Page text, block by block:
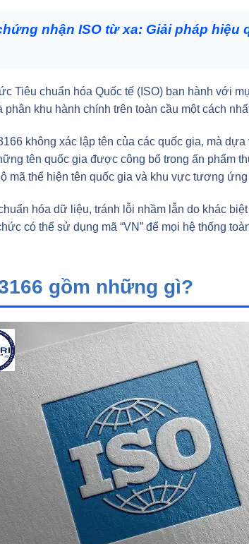
nhận ISO từ xa: Giải pháp hiệu
Tiêu chuẩn hóa Quốc tế (ISO) ban hành với
khu hành chính trên toàn cầu một cách
không xác lập tên của các quốc gia, mà
tên quốc gia được công bố trong ấn phẩm
mã thể hiện tên quốc gia và khu vực tương
hóa dữ liệu, tránh lỗi nhầm lẫn do khác
có thể sử dụng mã “VN” để mọi hệ thống
gồm những gì?